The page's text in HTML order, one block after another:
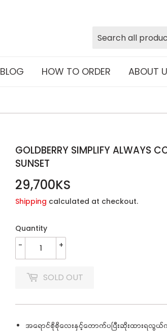
BLOG HOW TO ORDER ABOUT
GOLDBERRY SIMPLIFY ALWAYS
SUNSET
29,700KS
Shipping calculated at checkout.
Quantity
+
-
SOLD OUT
အရောင်စိုစိုလေးနှင့်တောက်ပပြီးဆိုးထားရလွယ်